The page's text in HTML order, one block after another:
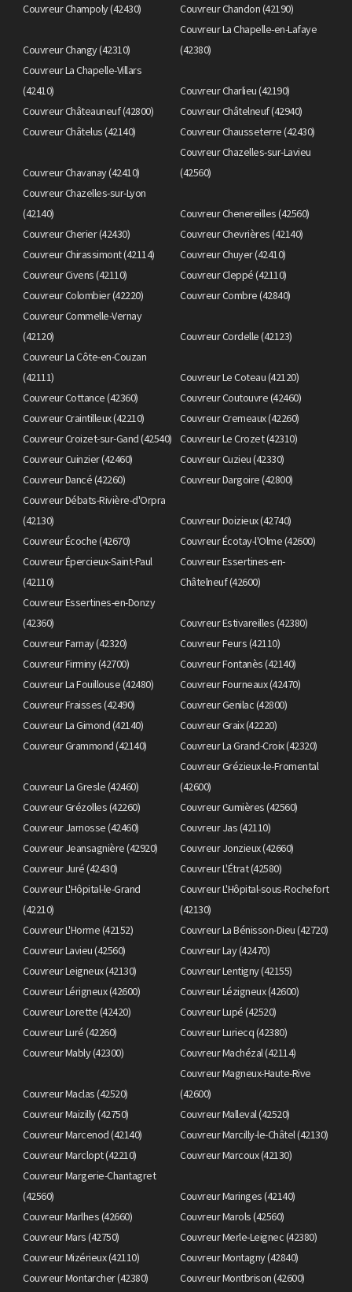
Couvreur Champoly (42430)
Couvreur Chandon (42190)
Couvreur Changy (42310)
Couvreur La Chapelle-en-Lafaye
(42380)
Couvreur La Chapelle-Villars
(42410)
Couvreur Charlieu (42190)
Couvreur Châteauneuf (42800)
Couvreur Châtelneuf (42940)
Couvreur Châtelus (42140)
Couvreur Chausseterre (42430)
Couvreur Chavanay (42410)
Couvreur Chazelles-sur-Lavieu
(42560)
Couvreur Chazelles-sur-Lyon
(42140)
Couvreur Chenereilles (42560)
Couvreur Cherier (42430)
Couvreur Chevrières (42140)
Couvreur Chirassimont (42114)
Couvreur Chuyer (42410)
Couvreur Civens (42110)
Couvreur Cleppé (42110)
Couvreur Colombier (42220)
Couvreur Combre (42840)
Couvreur Commelle-Vernay
(42120)
Couvreur Cordelle (42123)
Couvreur La Côte-en-Couzan
(42111)
Couvreur Le Coteau (42120)
Couvreur Cottance (42360)
Couvreur Coutouvre (42460)
Couvreur Craintilleux (42210)
Couvreur Cremeaux (42260)
Couvreur Croizet-sur-Gand (42540)
Couvreur Le Crozet (42310)
Couvreur Cuinzier (42460)
Couvreur Cuzieu (42330)
Couvreur Dancé (42260)
Couvreur Dargoire (42800)
Couvreur Débats-Rivière-d'Orpra
(42130)
Couvreur Doizieux (42740)
Couvreur Écoche (42670)
Couvreur Écotay-l'Olme (42600)
Couvreur Épercieux-Saint-Paul
(42110)
Couvreur Essertines-en-
Châtelneuf (42600)
Couvreur Essertines-en-Donzy
(42360)
Couvreur Estivareilles (42380)
Couvreur Farnay (42320)
Couvreur Feurs (42110)
Couvreur Firminy (42700)
Couvreur Fontanès (42140)
Couvreur La Fouillouse (42480)
Couvreur Fourneaux (42470)
Couvreur Fraisses (42490)
Couvreur Genilac (42800)
Couvreur La Gimond (42140)
Couvreur Graix (42220)
Couvreur Grammond (42140)
Couvreur La Grand-Croix (42320)
Couvreur La Gresle (42460)
Couvreur Grézieux-le-Fromental
(42600)
Couvreur Grézolles (42260)
Couvreur Gumières (42560)
Couvreur Jarnosse (42460)
Couvreur Jas (42110)
Couvreur Jeansagnière (42920)
Couvreur Jonzieux (42660)
Couvreur Juré (42430)
Couvreur L'Étrat (42580)
Couvreur L'Hôpital-le-Grand
(42210)
Couvreur L'Hôpital-sous-Rochefort
(42130)
Couvreur L'Horme (42152)
Couvreur La Bénisson-Dieu (42720)
Couvreur Lavieu (42560)
Couvreur Lay (42470)
Couvreur Leigneux (42130)
Couvreur Lentigny (42155)
Couvreur Lérigneux (42600)
Couvreur Lézigneux (42600)
Couvreur Lorette (42420)
Couvreur Lupé (42520)
Couvreur Luré (42260)
Couvreur Luriecq (42380)
Couvreur Mably (42300)
Couvreur Machézal (42114)
Couvreur Maclas (42520)
Couvreur Magneux-Haute-Rive
(42600)
Couvreur Maizilly (42750)
Couvreur Malleval (42520)
Couvreur Marcenod (42140)
Couvreur Marcilly-le-Châtel (42130)
Couvreur Marclopt (42210)
Couvreur Marcoux (42130)
Couvreur Margerie-Chantagret
(42560)
Couvreur Maringes (42140)
Couvreur Marlhes (42660)
Couvreur Marols (42560)
Couvreur Mars (42750)
Couvreur Merle-Leignec (42380)
Couvreur Mizérieux (42110)
Couvreur Montagny (42840)
Couvreur Montarcher (42380)
Couvreur Montbrison (42600)